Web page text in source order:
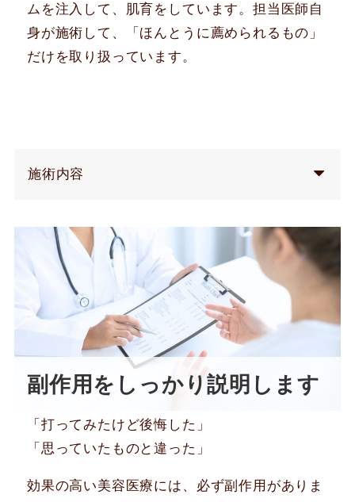
ムを注入して、肌育をしています。担当医師自
身が施術して、「ほんとうに薦められるもの」
だけを取り扱っています。
施術内容
副作用をしっかり説明します
「打ってみたけど後悔した」
「思っていたものと違った」
効果の高い美容医療には、必ず副作用がありま